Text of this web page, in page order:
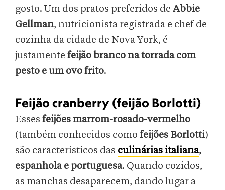
gosto. Um dos pratos preferidos de Abbie
Gellman, nutricionista registrada e chef de
cozinha da cidade de Nova York, é
justamente feijão branco na torrada com
pesto e um ovo frito.
Feijão cranberry (feijão Borlotti)
Esses feijões marrom-rosado-vermelho
(também conhecidos como feijões Borlotti)
são característicos das culinárias italiana,
espanhola e portuguesa. Quando cozidos,
as manchas desaparecem, dando lugar a